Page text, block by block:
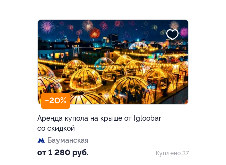
–20%
Аренда купола на крыше от Igloobar
со скидкой
Бауманская
от 1 280 руб. Куплено 37